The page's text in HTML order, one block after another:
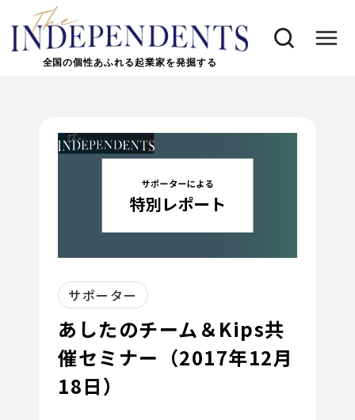
全国の個性あふれる起業家を発掘する
サポーター
あしたのチーム＆Kips共
催セミナー（2017年12月
18日）